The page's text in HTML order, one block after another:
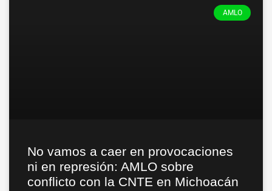
AMLO
No vamos a caer en provocaciones
ni en represión: AMLO sobre
conflicto con la CNTE en Michoacán